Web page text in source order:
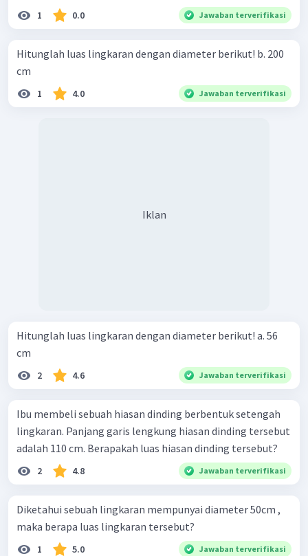
1 0.0 Jawaban terverifikasi
Hitunglah luas lingkaran dengan diameter berikut! b. 200
cm
1 4.0 Jawaban terverifikasi
Iklan
Hitunglah luas lingkaran dengan diameter berikut! a. 56
cm
2 4.6 Jawaban terverifikasi
Ibu membeli sebuah hiasan dinding berbentuk setengah
lingkaran. Panjang garis lengkung hiasan dinding tersebut
adalah 110 cm. Berapakah luas hiasan dinding tersebut?
2 4.8 Jawaban terverifikasi
Diketahui sebuah lingkaran mempunyai diameter 50cm ,
maka berapa luas lingkaran tersebut?
1 5.0 Jawaban terverifikasi